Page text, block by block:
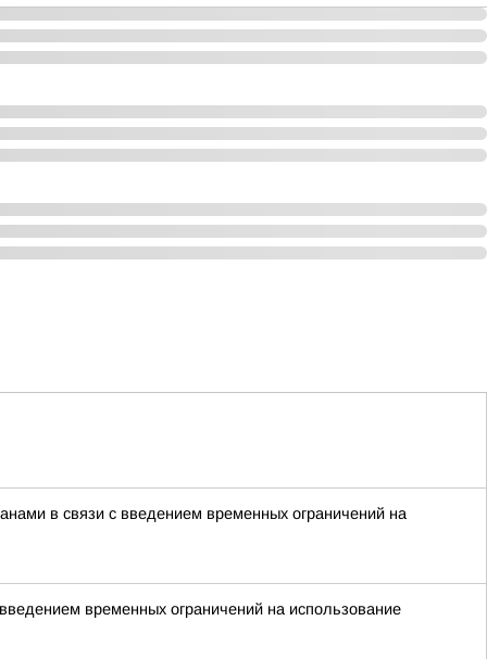
в связи с введением временных ограничений на
временных ограничений на использование